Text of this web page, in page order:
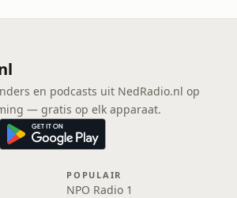
en podcasts uit NedRadio.nl op
— gratis op elk apparaat.
POPULAIR
NPO Radio 1